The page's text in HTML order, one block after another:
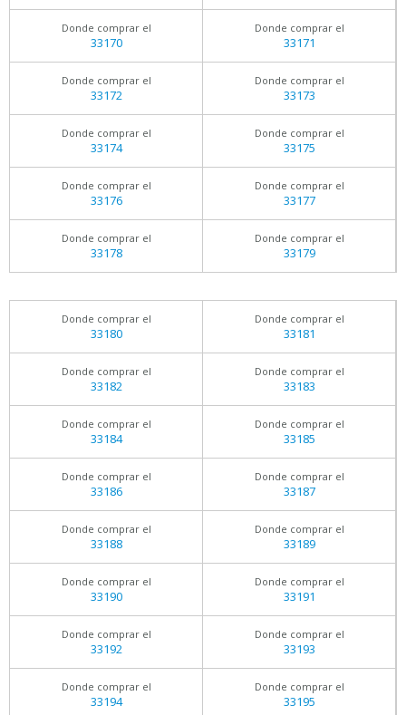
Donde comprar el
33170
Donde comprar el
33171
Donde comprar el
33172
Donde comprar el
33173
Donde comprar el
33174
Donde comprar el
33175
Donde comprar el
33176
Donde comprar el
33177
Donde comprar el
33178
Donde comprar el
33179
Donde comprar el
33180
Donde comprar el
33181
Donde comprar el
33182
Donde comprar el
33183
Donde comprar el
33184
Donde comprar el
33185
Donde comprar el
33186
Donde comprar el
33187
Donde comprar el
33188
Donde comprar el
33189
Donde comprar el
33190
Donde comprar el
33191
Donde comprar el
33192
Donde comprar el
33193
Donde comprar el
33194
Donde comprar el
33195